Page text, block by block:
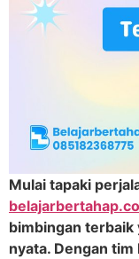
Mulai tapaki
bimbingan
nyata. Dengan tim